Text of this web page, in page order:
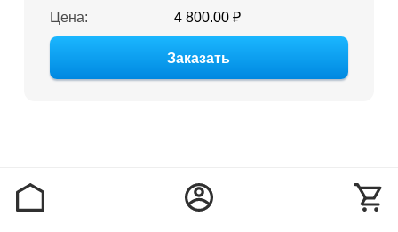
Цена:
4 800.00 ₽
Заказать